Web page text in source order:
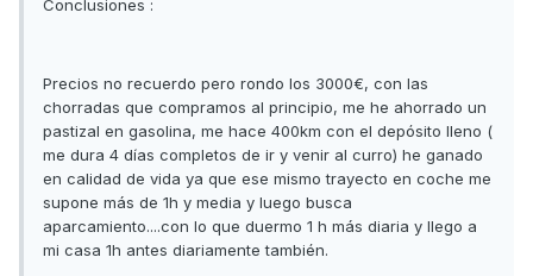
Conclusiones :
Precios no recuerdo pero rondo los 3000€, con las
chorradas que compramos al principio, me he ahorrado un
pastizal en gasolina, me hace 400km con el depósito lleno (
me dura 4 días completos de ir y venir al curro) he ganado
en calidad de vida ya que ese mismo trayecto en coche me
supone más de 1h y media y luego busca
aparcamiento....con lo que duermo 1 h más diaria y llego a
mi casa 1h antes diariamente también.